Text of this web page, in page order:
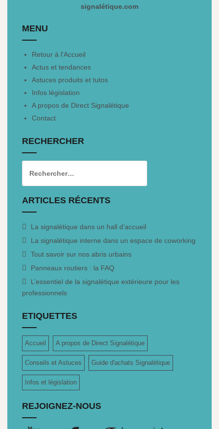
signalétique.com
MENU
Retour à l'Accueil
Actus et tendances
Astuces produits et tutos
Infos législation
A propos de Direct Signalétique
Contact
RECHERCHER
ARTICLES RÉCENTS
La signalétique dans un hall d’accueil
La signalétique interne dans un espace de coworking
Tout savoir sur nos abris urbains
Panneaux routiers : la FAQ
L’essentiel de la signalétique extérieure pour les
professionnels
ETIQUETTES
Accueil A propos de Direct Signalétique
Conseils et Astuces Guide d'achats Signalétique
Infos et législation
REJOIGNEZ-NOUS